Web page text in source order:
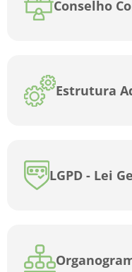
Conselho
Estrutura
LGPD - Lei